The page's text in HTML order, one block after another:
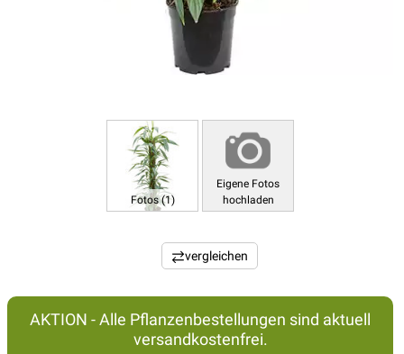
Fotos (1)
Eigene Fotos
hochladen
vergleichen
AKTION - Alle Pflanzenbestellungen sind aktuell
versandkostenfrei.